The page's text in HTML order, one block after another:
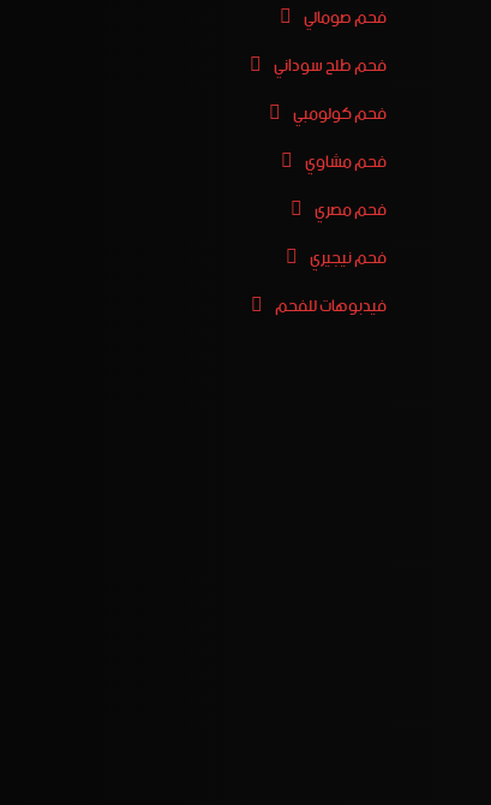
فحم صومالي
فحم طلح سوداني
فحم كولومبي
فحم مشاوي
فحم مصري
فحم نيجيري
فيدبوهات للفحم